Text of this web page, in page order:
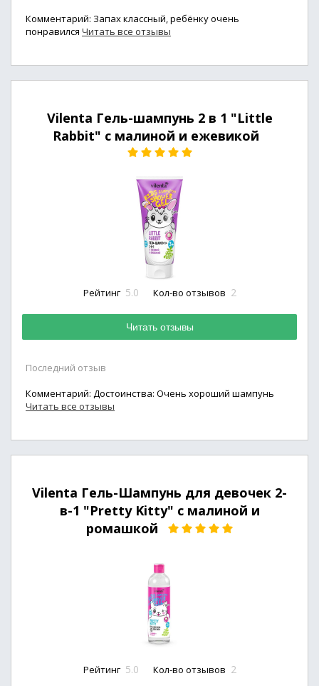
Комментарий: Запах классный, ребёнку очень
понравился Читать все отзывы
Vilenta Гель-шампунь 2 в 1 "Little
Rabbit" с малиной и ежевикой
Рейтинг 5.0 Кол-во отзывов 2
Читать отзывы
Последний отзыв
Комментарий: Достоинства: Очень хороший шампунь
Читать все отзывы
Vilenta Гель-Шампунь для девочек 2-
в-1 "Pretty Kitty" с малиной и
ромашкой
Рейтинг 5.0 Кол-во отзывов 2